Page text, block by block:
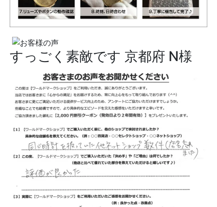
すっごく素敵です 京都府 N様